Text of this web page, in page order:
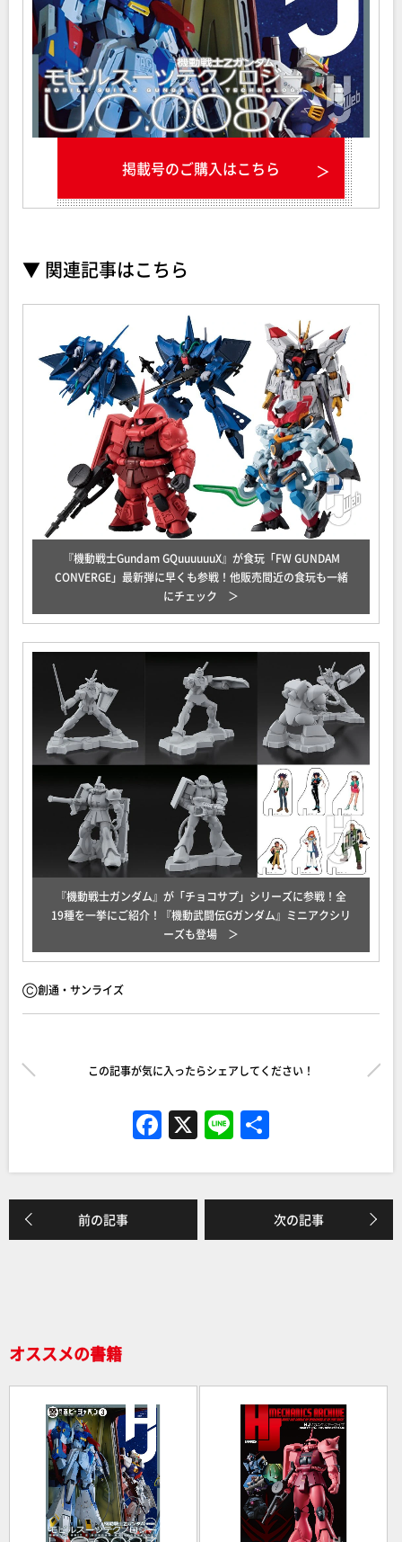
掲載号のご購入はこちら
▼ 関連記事はこちら
『機動戦士Gundam GQuuuuuuX』が食玩「FW GUNDAM
CONVERGE」最新弾に早くも参戦！他販売間近の食玩も一緒
にチェック
『機動戦士ガンダム』が「チョコサプ」シリーズに参戦！全
19種を一挙にご紹介！『機動武闘伝Gガンダム』ミニアクシリ
ーズも登場
Ⓒ創通・サンライズ
この記事が気に入ったらシェアしてください！
F
a
c
e
b
X Li
n
e
前の記事 次の記事
オススメの書籍